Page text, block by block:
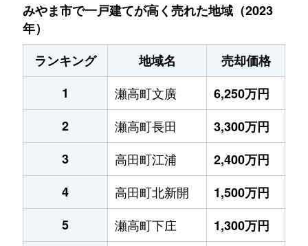
みやま市で一戸建てが高く売れた地域（2023
年）
ランキング
地域名
売却価格
1
瀬高町文廣
6,250万円
2
瀬高町長田
3,300万円
3
高田町江浦
2,400万円
4
高田町北新開
1,500万円
5
瀬高町下庄
1,300万円